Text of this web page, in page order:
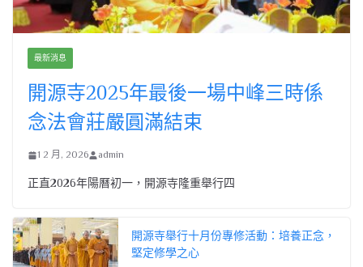
最新消息
開源寺2025年最後一場中峰三時係
念法會莊嚴圓滿結束
1 2 月, 2026 admin
正直2026年陽曆初一，開源寺隆重舉行四
開源寺舉行十月份專修活動：培養正念，
堅定修學之心